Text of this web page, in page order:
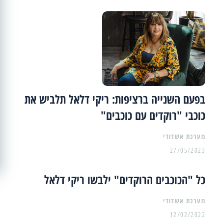
בפעם השנייה ברציפות: ריקי דלאל תלביש את
כוכבי "רוקדים עם כוכבים"
מערכת אשדודי
27/05/2023
כל "הכוכבים הרוקדים" ילבשו ריקי דלאל
מערכת אשדודי
12/02/2022